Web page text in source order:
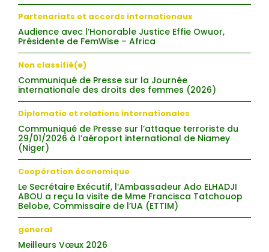
Partenariats et accords internationaux
Audience avec l’Honorable Justice Effie Owuor,
Présidente de FemWise – Africa
Non classifié(e)
Communiqué de Presse sur la Journée
internationale des droits des femmes (2026)
Diplomatie et relations internationales
Communiqué de Presse sur l’attaque terroriste du
29/01/2026 à l’aéroport international de Niamey
(Niger)
Coopération économique
Le Secrétaire Exécutif, l’Ambassadeur Ado ELHADJI
ABOU a reçu la visite de Mme Francisca Tatchouop
Belobe, Commissaire de l’UA (ETTIM)
general
Meilleurs Vœux 2026